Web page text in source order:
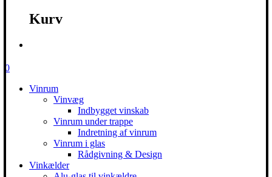
Kurv
0
Vinrum
Vinvæg
Indbygget vinskab
Vinrum under trappe
Indretning af vinrum
Vinrum i glas
Rådgivning & Design
Vinkælder